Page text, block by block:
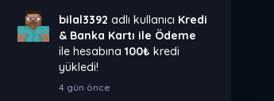
bilal3392 adlı kullanıcı Kredi
& Banka Kartı ile Ödeme
ile hesabına100₺ kredi
yükledi!
4 gün önce